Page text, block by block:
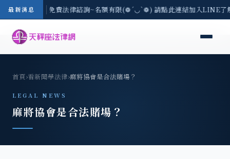
最新消息
-8/3(一) 現場免費法律諮詢~名額有限(❁´◡`❁) 請點此連結加入LINE
首頁›看新聞學法律›麻將協會是合法賭場？
LEGAL NEWS
麻將協會是合法賭場？